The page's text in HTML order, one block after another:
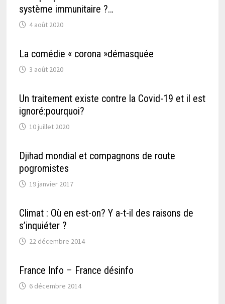
système immunitaire ?…
4 août 2020
La comédie « corona »démasquée
3 août 2020
Un traitement existe contre la Covid-19 et il est
ignoré:pourquoi?
10 juillet 2020
Djihad mondial et compagnons de route
pogromistes
19 janvier 2017
Climat : Où en est-on? Y a-t-il des raisons de
s’inquiéter ?
22 décembre 2014
France Info – France désinfo
6 décembre 2014